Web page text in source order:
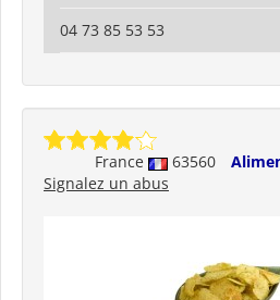
04 73 85 53 53
France 63560
Signalez un abus